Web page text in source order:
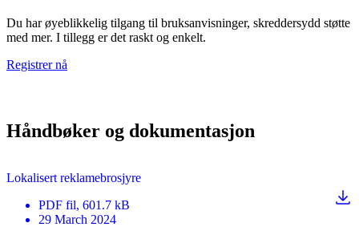
Du har øyeblikkelig tilgang til bruksanvisninger, skreddersydd støtte
med mer. I tillegg er det raskt og enkelt.
Registrer nå
Håndbøker og dokumentasjon
Lokalisert reklamebrosjyre
PDF fil, 601.7 kB
29 March 2024